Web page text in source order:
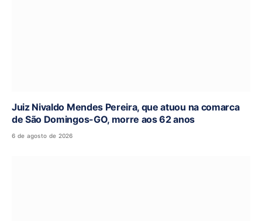
Juiz Nivaldo Mendes Pereira, que atuou na comarca
de São Domingos-GO, morre aos 62 anos
6 de agosto de 2026